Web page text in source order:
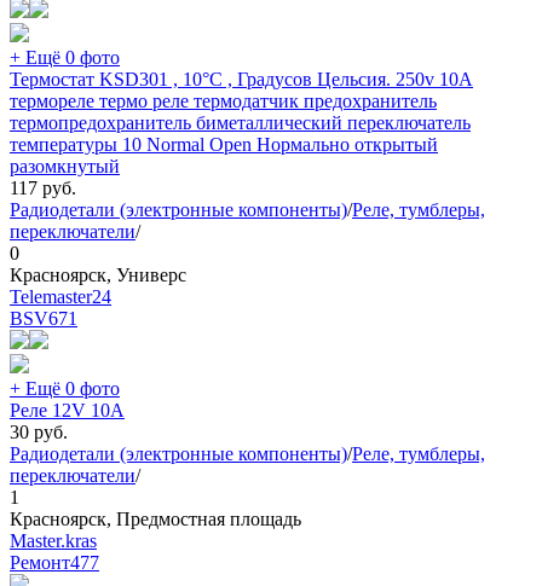
+ Ещё 0 фото
Термостат KSD301 , 10°C , Градусов Цельсия. 250v 10A
термореле термо реле термодатчик предохранитель
термопредохранитель биметаллический переключатель
температуры 10 Normal Open Нормально открытый
разомкнутый
117 руб.
Радиодетали (электронные компоненты)/Реле, тумблеры,
переключатели/
0
Красноярск, Универс
Telemaster24
BSV671
+ Ещё 0 фото
Реле 12V 10A
30 руб.
Радиодетали (электронные компоненты)/Реле, тумблеры,
переключатели/
1
Красноярск, Предмостная площадь
Master.kras
Ремонт477